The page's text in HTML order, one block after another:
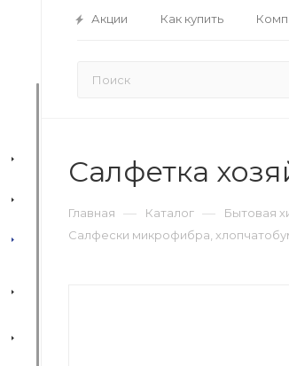
Акции Как купить
Салфетка
Главная — Каталог — Бытовая
Салфески микрофибра,